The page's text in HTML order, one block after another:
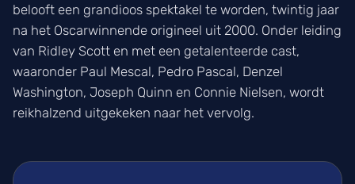
belooft een grandioos spektakel te worden, twintig jaar
na het Oscarwinnende origineel uit 2000. Onder leiding
van Ridley Scott en met een getalenteerde cast,
waaronder Paul Mescal, Pedro Pascal, Denzel
Washington, Joseph Quinn en Connie Nielsen, wordt
reikhalzend uitgekeken naar het vervolg.